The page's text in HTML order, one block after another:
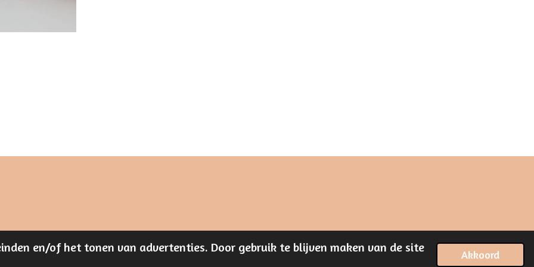
en/of het tonen van advertenties. Door gebruik te blijven maken van de site Akkoord